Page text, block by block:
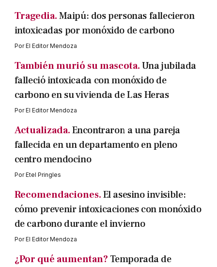
Tragedia.Maipú: dos personas fallecieron
intoxicadas por monóxido de carbono
PorEl Editor Mendoza
También murió su mascota.Una jubilada
falleció intoxicada con monóxido de
carbono en su vivienda de Las Heras
PorEl Editor Mendoza
Actualizada.Encontraron a una pareja
fallecida en un departamento en pleno
centro mendocino
PorEtel Pringles
Recomendaciones.El asesino invisible:
cómo prevenir intoxicaciones con monóxido
de carbono durante el invierno
PorEl Editor Mendoza
¿Por qué aumentan? Temporada de